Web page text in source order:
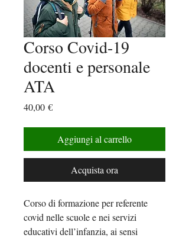
Corso Covid-19
docenti e personale
ATA
40,00 €Prezzo
Aggiungi al carrello
Acquista ora
Corso di formazione per referente
covid nelle scuole e nei servizi
educativi dell’infanzia, ai sensi